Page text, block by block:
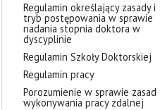
Regulamin określający zasady i
tryb postępowania w sprawie
nadania stopnia doktora w
dyscyplinie
Regulamin Szkoły Doktorskiej
Regulamin pracy
Porozumienie w sprawie zasad
wykonywania pracy zdalnej